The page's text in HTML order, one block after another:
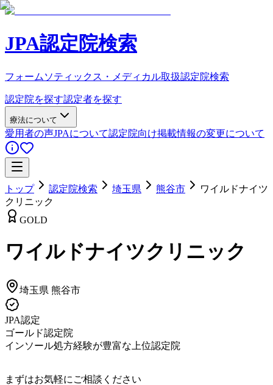
JPA認定院検索
フォームソティックス・メディカル取扱認定院検索
認定院を探す認定者を探す
療法について
愛用者の声JPAについて認定院向け掲載情報の変更について
トップ 認定院検索 埼玉県 熊谷市
ワイルドナイツ
クリニック
GOLD
ワイルドナイツクリニック
埼玉県 熊谷市
JPA認定
ゴールド認定院
インソール処方経験が豊富な上位認定院
まずはお気軽にご相談ください